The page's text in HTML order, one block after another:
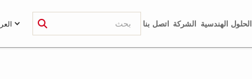
الحلول الهندسية الشركة اتصل بنا